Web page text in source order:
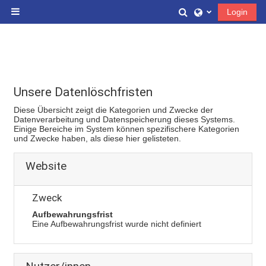
Sucheingabe
Login
Unsere Datenlöschfristen
Diese Übersicht zeigt die Kategorien und Zwecke der
Datenverarbeitung und Datenspeicherung dieses Systems.
Einige Bereiche im System können spezifischere Kategorien
und Zwecke haben, als diese hier gelisteten.
Website
Zweck
Aufbewahrungsfrist
Eine Aufbewahrungsfrist wurde nicht definiert